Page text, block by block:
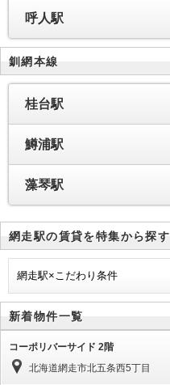
呼人駅
釧網本線
桂台駅
鱒浦駅
藻琴駅
網走駅の賃貸を特集から探す
網走駅×こだわり条件
新着物件一覧
コーポリバーサイド 2階
北海道網走市北五条西5丁目